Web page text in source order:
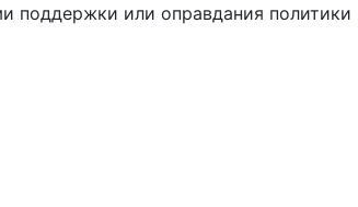
поддержки или оправдания политики